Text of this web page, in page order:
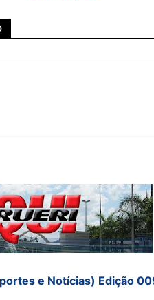
e Notícias) Edição